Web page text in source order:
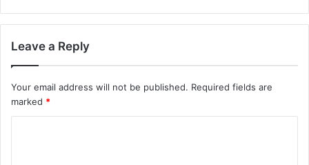
Leave a Reply
Your email address will not be published. Required fields are
marked *